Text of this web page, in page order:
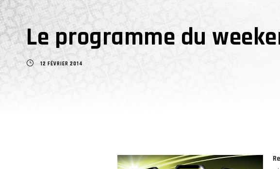
Le programme du
12 FÉVRIER 2014